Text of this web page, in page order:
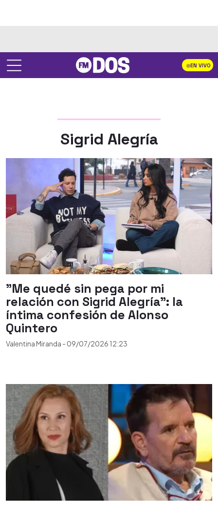
EN VIVO
Sigrid Alegría
"Me quedé sin pega por mi
relación con Sigrid Alegría": la
íntima confesión de Alonso
Quintero
Valentina Miranda - 09/07/2026 12:23